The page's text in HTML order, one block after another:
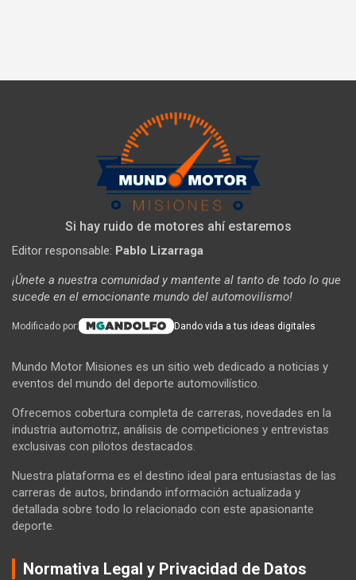
Si hay ruido de motores ahí estaremos
Editor responsable: Pablo Lizarraga
¡Únete a nuestra comunidad y mantente al tanto de todo lo que
sucede en el emocionante mundo del automovilismo!
Modificado por: Dando vida a tus ideas digitales
Mundo Motor Misiones es un sitio web dedicado a noticias y
eventos del mundo del deporte automovilístico.
Ofrecemos cobertura completa de carreras, novedades en la
industria automotriz, análisis de competiciones y entrevistas
exclusivas con pilotos destacados.
Nuestra plataforma es el destino ideal para entusiastas de las
carreras de autos, brindando información actualizada y
detallada sobre todo lo relacionado con este apasionante
deporte.
Normativa Legal y Privacidad de Datos